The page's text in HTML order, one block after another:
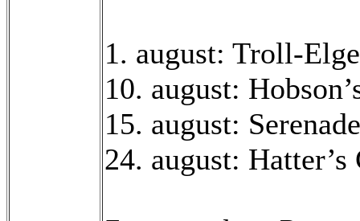
1. august: Troll-
10. august:
15. august:
24. august: